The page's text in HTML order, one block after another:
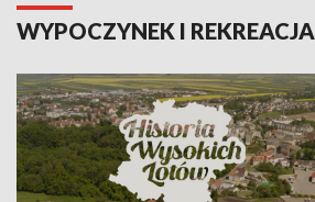
WYPOCZYNEK I REKREACJA